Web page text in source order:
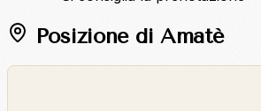
Posizione di Amatè